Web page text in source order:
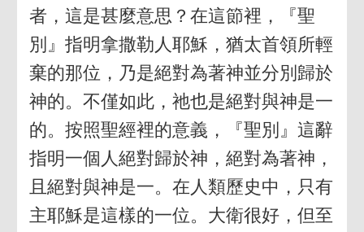
者，這是甚麼意思？在這節裡，『聖
別』指明拿撒勒人耶穌，猶太首領所輕
棄的那位，乃是絕對為著神並分別歸於
神的。不僅如此，祂也是絕對與神是一
的。按照聖經裡的意義，『聖別』這辭
指明一個人絕對歸於神，絕對為著神，
且絕對與神是一。在人類歷史中，只有
主耶穌是這樣的一位。大衛很好，但至